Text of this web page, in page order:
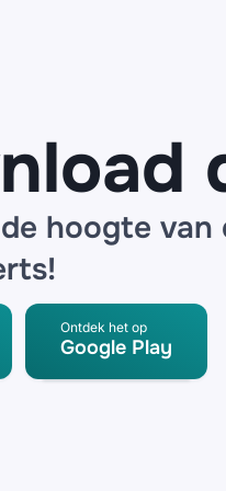
hoogte van
Ontdek het op
Google Play